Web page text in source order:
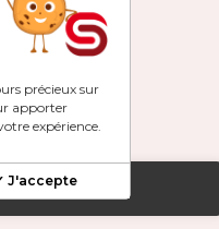
précieux sur
apporter
expérience.
J'accepte